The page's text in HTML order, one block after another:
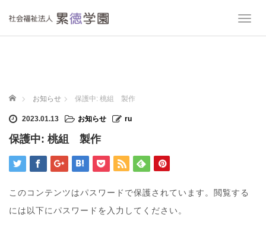
T
n
ホーム お知らせ 保護中: 桃組 製作
2023.01.13 お知らせ ru
保護中: 桃組 製作
このコンテンツはパスワードで保護されています。閲覧する
には以下にパスワードを入力してください。